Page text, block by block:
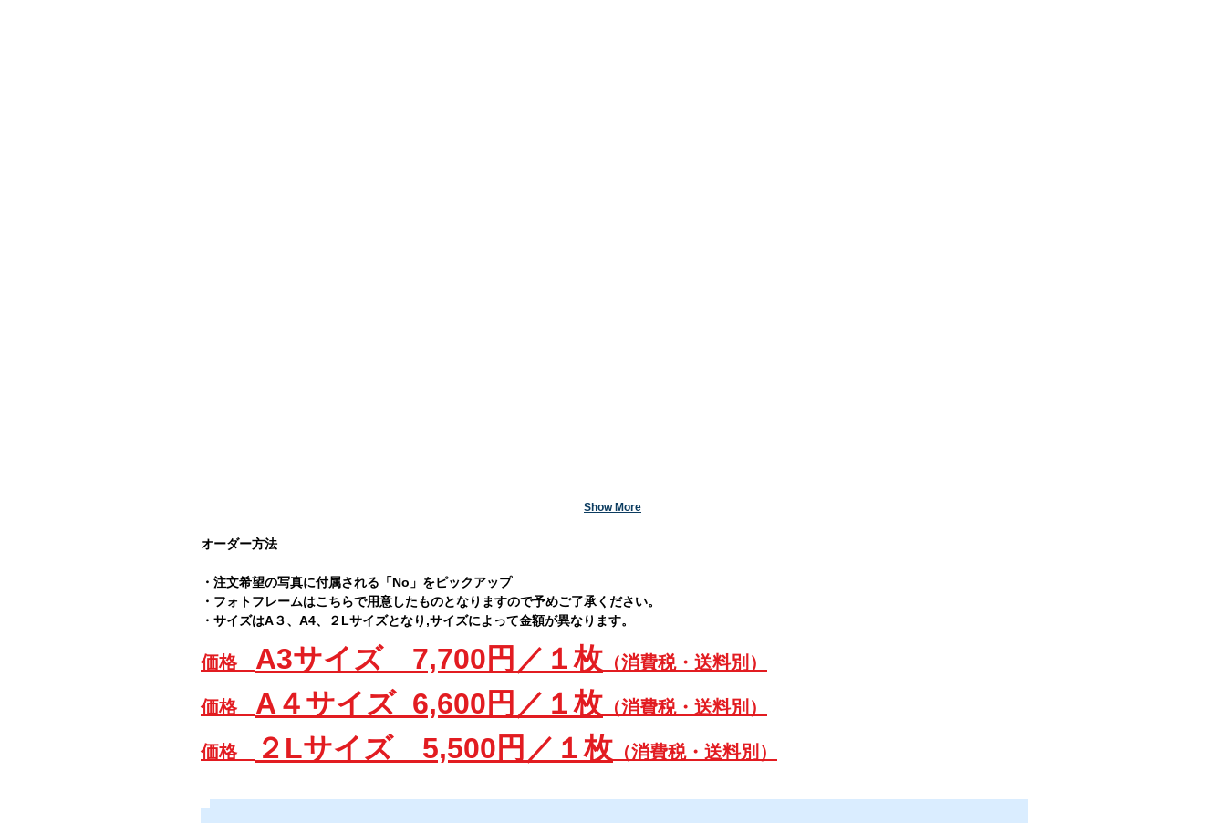
Show More
オーダー方法
・ 注文希望の写真に付属される「No」をピックアップ
・フォトフレームはこちらで用意したものとなりますので予めご了承ください。
・サイズはA３、A4、２Lサイズとなり,サイズによって金額が異なり ます。
価格 A3サイズ 7,700 円／１枚 （消費税・送料別）
価格 A４サイズ 6,600 円／１枚 （消費税・送料別）
価格 ２Lサイズ 5,500 円／１枚 （消費税・送料別）